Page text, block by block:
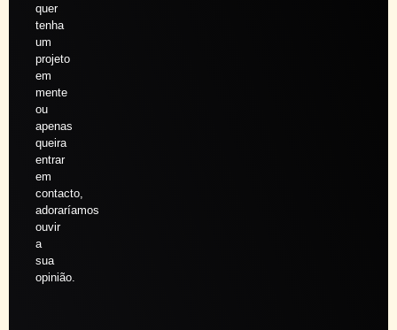
quer
tenha
um
projeto
em
mente
ou
apenas
queira
entrar
em
contacto,
adoraríamos
ouvir
a
sua
opinião.